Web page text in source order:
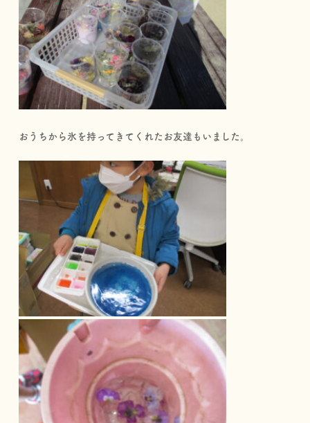
おうちから氷を持ってきてくれたお友達もいました。